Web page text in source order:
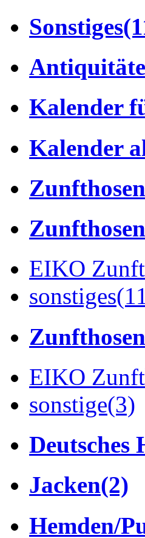
Sonstiges
Kalender
Kalender
EIKO
sonstiges
EIKO
sonstige(3)
Jacken(2)
Hemden/